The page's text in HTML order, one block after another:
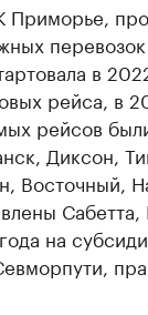
Приморье,
в
рейса, в
рейсов
Диксон,
Восточный,
на